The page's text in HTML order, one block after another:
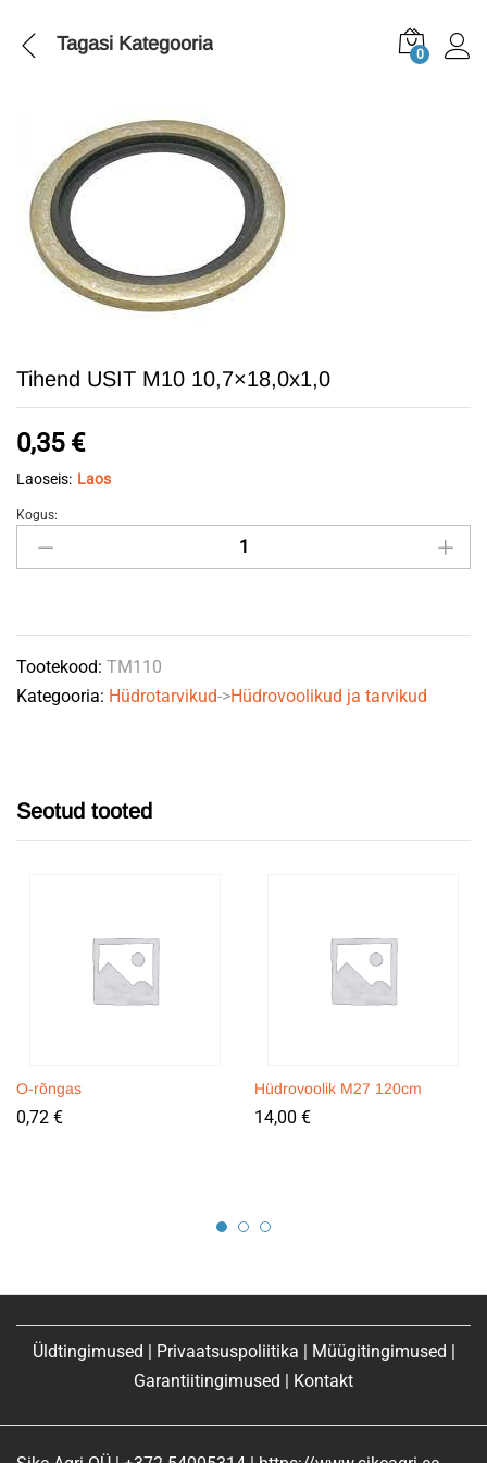
Tagasi Kategooria 0
Tihend USIT M10 10,7×18,0x1,0
0,35 €
Laoseis: Laos
Tihend
USIT
quantity
Kogus:
Tootekood: TM110
Kategooria: Hüdrotarvikud->Hüdrovoolikud ja tarvikud
Seotud tooted
O-rõngas
0,72 €
Hüdrovoolik M27 120cm
14,00 €
Üldtingimused Privaatsuspoliitika Müügitingimused
Garantiitingimused
Kontakt